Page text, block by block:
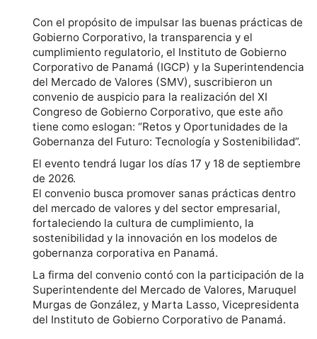
Con el propósito de impulsar las buenas prácticas de
Gobierno Corporativo, la transparencia y el
cumplimiento regulatorio, el Instituto de Gobierno
Corporativo de Panamá (IGCP) y la Superintendencia
del Mercado de Valores (SMV), suscribieron un
convenio de auspicio para la realización del XI
Congreso de Gobierno Corporativo, que este año
tiene como eslogan: “Retos y Oportunidades de la
Gobernanza del Futuro: Tecnología y Sostenibilidad”.
El evento tendrá lugar los días 17 y 18 de septiembre
de 2026.
El convenio busca promover sanas prácticas dentro
del mercado de valores y del sector empresarial,
fortaleciendo la cultura de cumplimiento, la
sostenibilidad y la innovación en los modelos de
gobernanza corporativa en Panamá.
La firma del convenio contó con la participación de la
Superintendente del Mercado de Valores, Maruquel
Murgas de González, y Marta Lasso, Vicepresidenta
del Instituto de Gobierno Corporativo de Panamá.